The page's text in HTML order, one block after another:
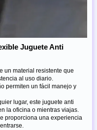
Juguete Anti
un material resistente que
al uso diario.
permiten un fácil manejo y
lugar, este juguete anti
la oficina o mientras viajas.
proporciona una experiencia